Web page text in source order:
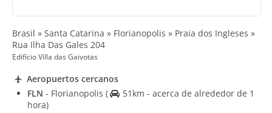
Brasil » Santa Catarina » Florianopolis » Praia dos Ingleses »
Rua Ilha Das Gales 204
Edifício Villa das Gaivotas
Aeropuertos cercanos
FLN - Florianopolis (
51km - acerca de alrededor de 1
hora)